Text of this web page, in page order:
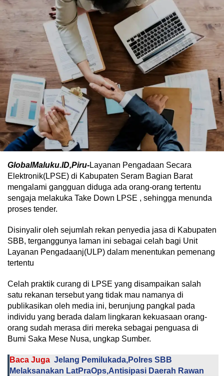
GlobalMaluku.ID,Piru-Layanan Pengadaan Secara
Elektronik(LPSE) di Kabupaten Seram Bagian Barat
mengalami gangguan diduga ada orang-orang tertentu
sengaja melakuka Take Down LPSE , sehingga menunda
proses tender.
Disinyalir oleh sejumlah rekan penyedia jasa di Kabupaten
SBB, terganggunya laman ini sebagai celah bagi Unit
Layanan Pengadaanj(ULP) dalam menentukan pemenang
tertentu
Celah praktik curang di LPSE yang disampaikan salah
satu rekanan tersebut yang tidak mau namanya di
publikasikan oleh media ini, berunjung pangkal pada
individu yang berada dalam lingkaran kekuasaan orang-
orang sudah merasa diri mereka sebagai penguasa di
Bumi Saka Mese Nusa, ungkap Sumber.
Baca Juga Jelang Pemilukada,Polres SBB
Melaksanakan LatPraOps,Antisipasi Daerah Rawan